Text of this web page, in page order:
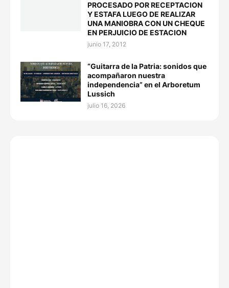
PROCESADO POR RECEPTACION
Y ESTAFA LUEGO DE REALIZAR
UNA MANIOBRA CON UN CHEQUE
EN PERJUICIO DE ESTACION
junio 17, 2012
“Guitarra de la Patria: sonidos que
acompañaron nuestra
independencia” en el Arboretum
Lussich
julio 16, 2026